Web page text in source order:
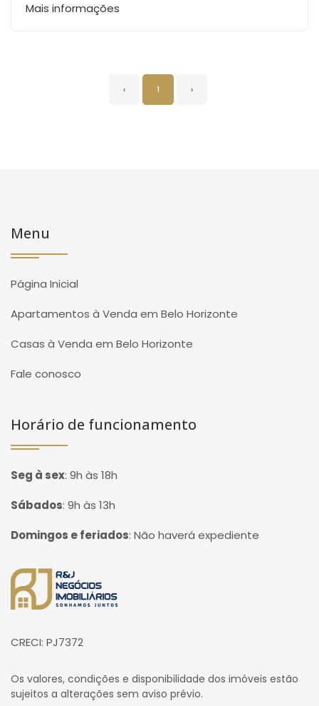
Mais informações
‹ 1 ›
Menu
Página Inicial
Apartamentos à Venda em Belo Horizonte
Casas à Venda em Belo Horizonte
Fale conosco
Horário de funcionamento
Seg à sex: 9h às 18h
Sábados: 9h às 13h
Domingos e feriados: Não haverá expediente
Página inicial
CRECI: PJ7372
Os valores, condições e disponibilidade dos imóveis estão
sujeitos a alterações sem aviso prévio.